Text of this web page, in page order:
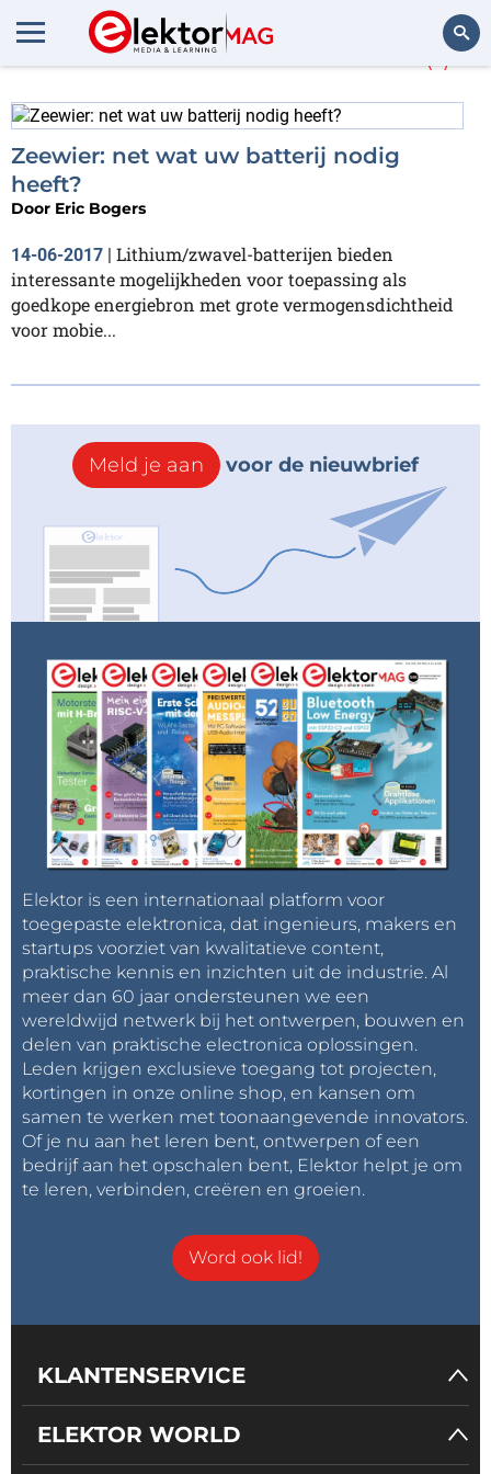
Meer overBindmiddel (1)
Zeewier: net wat uw batterij nodig
heeft?
Door Eric Bogers
14-06-2017 | Lithium/zwavel-batterijen bieden
interessante mogelijkheden voor toepassing als
goedkope energiebron met grote vermogensdichtheid
voor mobie...
Meld je aan voor de nieuwbrief
Elektor is een internationaal platform voor
toegepaste elektronica, dat ingenieurs, makers en
startups voorziet van kwalitatieve content,
praktische kennis en inzichten uit de industrie. Al
meer dan 60 jaar ondersteunen we een
wereldwijd netwerk bij het ontwerpen, bouwen en
delen van praktische electronica oplossingen.
Leden krijgen exclusieve toegang tot projecten,
kortingen in onze online shop, en kansen om
samen te werken met toonaangevende innovators.
Of je nu aan het leren bent, ontwerpen of een
bedrijf aan het opschalen bent, Elektor helpt je om
te leren, verbinden, creëren en groeien.
Word ook lid!
KLANTENSERVICE
ELEKTOR WORLD